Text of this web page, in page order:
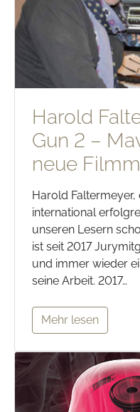
Harold
Gun 2 –
neue
Harold
international
unseren Lesern
ist seit 2017
und immer wieder
seine Arbeit. 2017…
Mehr lesen